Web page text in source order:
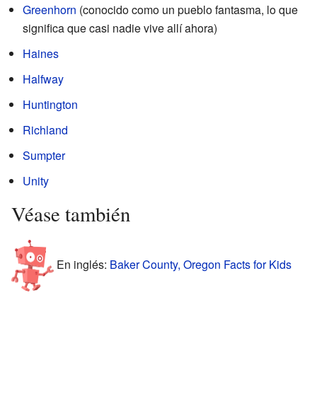
Greenhorn (conocido como un pueblo fantasma, lo que
significa que casi nadie vive allí ahora)
Haines
Halfway
Huntington
Richland
Sumpter
Unity
Véase también
En inglés: Baker County, Oregon Facts for Kids